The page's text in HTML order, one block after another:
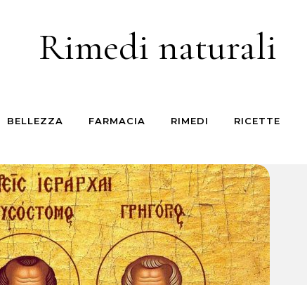
Rimedi naturali
BELLEZZA FARMACIA RIMEDI RICETTE